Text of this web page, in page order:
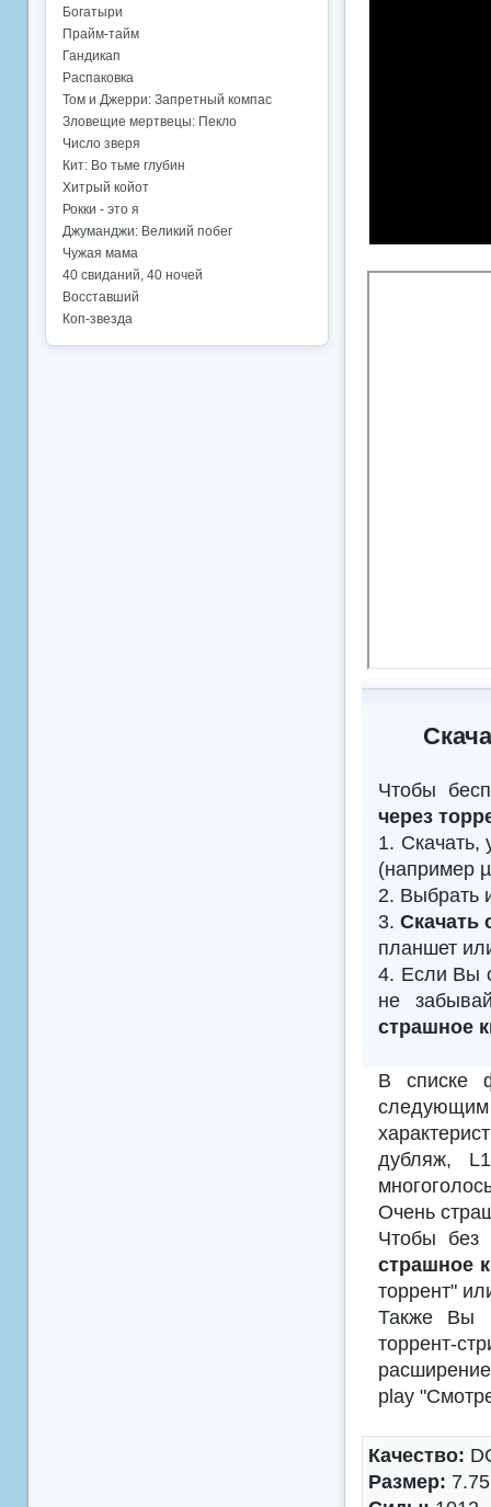
Чтобы
через
1. Скачать,
(например
2. Выбрать
3. Скачать
планшет
4. Если Вы
не
страшное
В списке
дубляж,
Очень
Чтобы без
страшное
торрент"
Также Вы
торрент-
play
Качество:
Размер:
Богатыри
Прайм-тайм
Гандикап
Распаковка
Том и Джерри: Запретный компас
Зловещие мертвецы: Пекло
Число зверя
Кит: Во тьме глубин
Хитрый койот
Рокки - это я
Джуманджи: Великий побег
Чужая мама
40 свиданий, 40 ночей
Восставший
Коп-звезда